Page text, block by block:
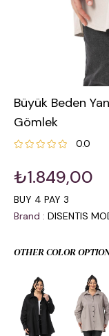
Büyük Beden
Gömlek
0.0
₺1.849,00
BUY 4 PAY 3
Brand : DISENTIS
OTHER COLOR